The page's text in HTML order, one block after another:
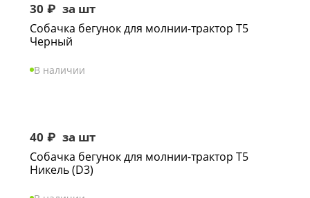
30 ₽ за шт
Собачка бегунок для молнии-трактор Т5
Черный
В наличии
40 ₽ за шт
Собачка бегунок для молнии-трактор Т5
Никель (D3)